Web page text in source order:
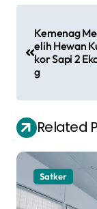
g
a
s
p
Kemenag
elih Hewan
kor Sapi 2
g
Related
Satker